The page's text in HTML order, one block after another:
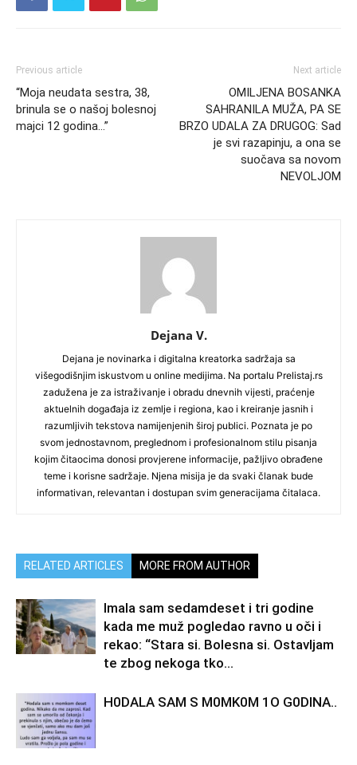
Previous article
“Moja neudata sestra, 38,
brinula se o našoj bolesnoj
majci 12 godina…”
Next article
OMILJENA BOSANKA
SAHRANILA MUŽA, PA SE
BRZO UDALA ZA DRUGOG: Sad
je svi razapinju, a ona se
suočava sa novom
NEVOLJOM
Dejana V.
Dejana je novinarka i digitalna kreatorka sadržaja sa
višegodišnjim iskustvom u online medijima. Na portalu Prelistaj.rs
zadužena je za istraživanje i obradu dnevnih vijesti, praćenje
aktuelnih događaja iz zemlje i regiona, kao i kreiranje jasnih i
razumljivih tekstova namijenjenih široj publici. Poznata je po
svom jednostavnom, preglednom i profesionalnom stilu pisanja
kojim čitaocima donosi provjerene informacije, pažljivo obrađene
teme i korisne sadržaje. Njena misija je da svaki članak bude
informativan, relevantan i dostupan svim generacijama čitalaca.
RELATED ARTICLES MORE FROM AUTHOR
Imala sam sedamdeset i tri godine
kada me muž pogledao ravno u oči i
rekao: “Stara si. Bolesna si. Ostavljam
te zbog nekoga tko...
H0DALA SAM S M0MK0M 1O G0DINA..